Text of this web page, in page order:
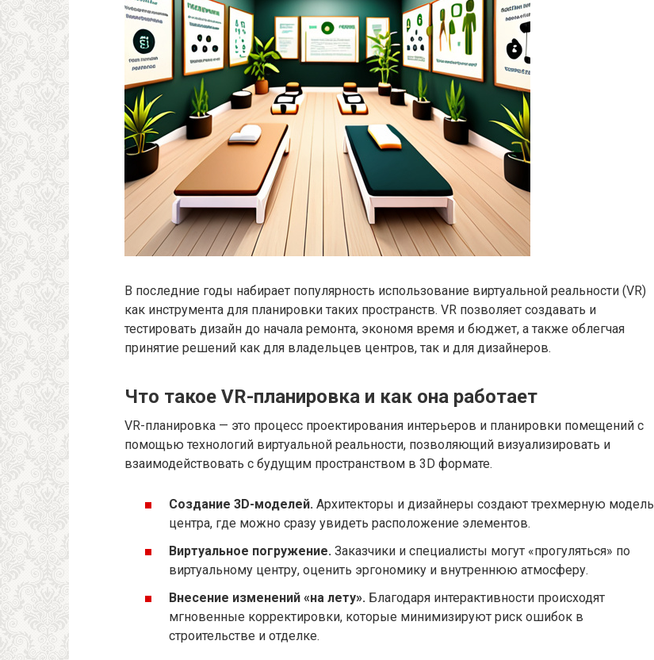
В последние годы набирает популярность использование виртуальной реальности (VR)
как инструмента для планировки таких пространств. VR позволяет создавать и
тестировать дизайн до начала ремонта, экономя время и бюджет, а также облегчая
принятие решений как для владельцев центров, так и для дизайнеров.
Что такое VR-планировка и как она работает
VR-планировка — это процесс проектирования интерьеров и планировки помещений с
помощью технологий виртуальной реальности, позволяющий визуализировать и
взаимодействовать с будущим пространством в 3D формате.
Создание 3D-моделей. Архитекторы и дизайнеры создают трехмерную модель
центра, где можно сразу увидеть расположение элементов.
Виртуальное погружение. Заказчики и специалисты могут «прогуляться» по
виртуальному центру, оценить эргономику и внутреннюю атмосферу.
Внесение изменений «на лету». Благодаря интерактивности происходят
мгновенные корректировки, которые минимизируют риск ошибок в
строительстве и отделке.